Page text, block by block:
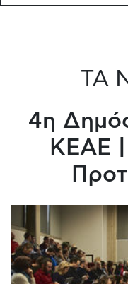
ΤΑ
4η
ΚΕΑΕ |